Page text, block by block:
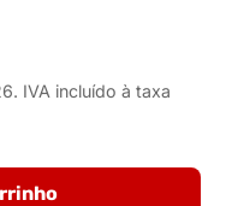
IVA incluído à taxa